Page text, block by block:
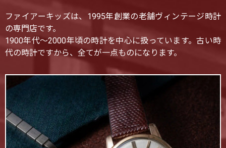
ファイアーキッズは、1995年創業の老舗ヴィンテージ時計
の専門店です。
1900年代〜2000年頃の時計を中心に扱っています。古い時
代の時計ですから、全てが一点ものになります。